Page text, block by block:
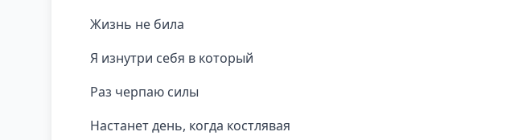
Жизнь не била
Я изнутри себя в который
Раз черпаю силы
Настанет день, когда костлявая